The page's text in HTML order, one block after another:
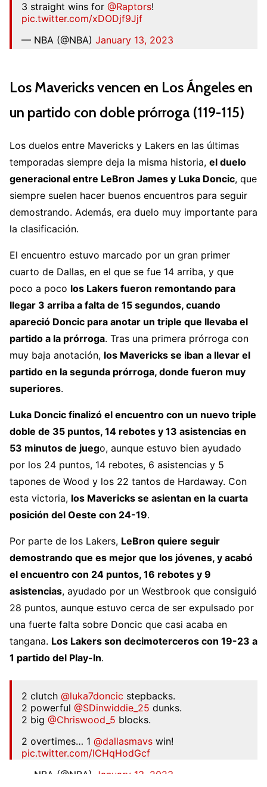
3 straight wins for @Raptors!
pic.twitter.com/xDODjf9Jjf
— NBA (@NBA) January 13, 2023
Los Mavericks vencen en Los Ángeles en
un partido con doble prórroga (119-115)
Los duelos entre Mavericks y Lakers en las últimas
temporadas siempre deja la misma historia, el duelo
generacional entre LeBron James y Luka Doncic, que
siempre suelen hacer buenos encuentros para seguir
demostrando. Además, era duelo muy importante para
la clasificación.
El encuentro estuvo marcado por un gran primer
cuarto de Dallas, en el que se fue 14 arriba, y que
poco a poco los Lakers fueron remontando para
llegar 3 arriba a falta de 15 segundos, cuando
apareció Doncic para anotar un triple que llevaba el
partido a la prórroga. Tras una primera prórroga con
muy baja anotación, los Mavericks se iban a llevar el
partido en la segunda prórroga, donde fueron muy
superiores.
Luka Doncic finalizó el encuentro con un nuevo triple
doble de 35 puntos, 14 rebotes y 13 asistencias en
53 minutos de juego, aunque estuvo bien ayudado
por los 24 puntos, 14 rebotes, 6 asistencias y 5
tapones de Wood y los 22 tantos de Hardaway. Con
esta victoria, los Mavericks se asientan en la cuarta
posición del Oeste con 24-19.
Por parte de los Lakers, LeBron quiere seguir
demostrando que es mejor que los jóvenes, y acabó
el encuentro con 24 puntos, 16 rebotes y 9
asistencias, ayudado por un Westbrook que consiguió
28 puntos, aunque estuvo cerca de ser expulsado por
una fuerte falta sobre Doncic que casi acaba en
tangana. Los Lakers son decimoterceros con 19-23 a
1 partido del Play-In.
2 clutch @luka7doncic stepbacks.
2 powerful @SDinwiddie_25 dunks.
2 big @Chriswood_5 blocks.
2 overtimes… 1 @dallasmavs win!
pic.twitter.com/lCHqHodGcf
— NBA (@NBA) January 13, 2023